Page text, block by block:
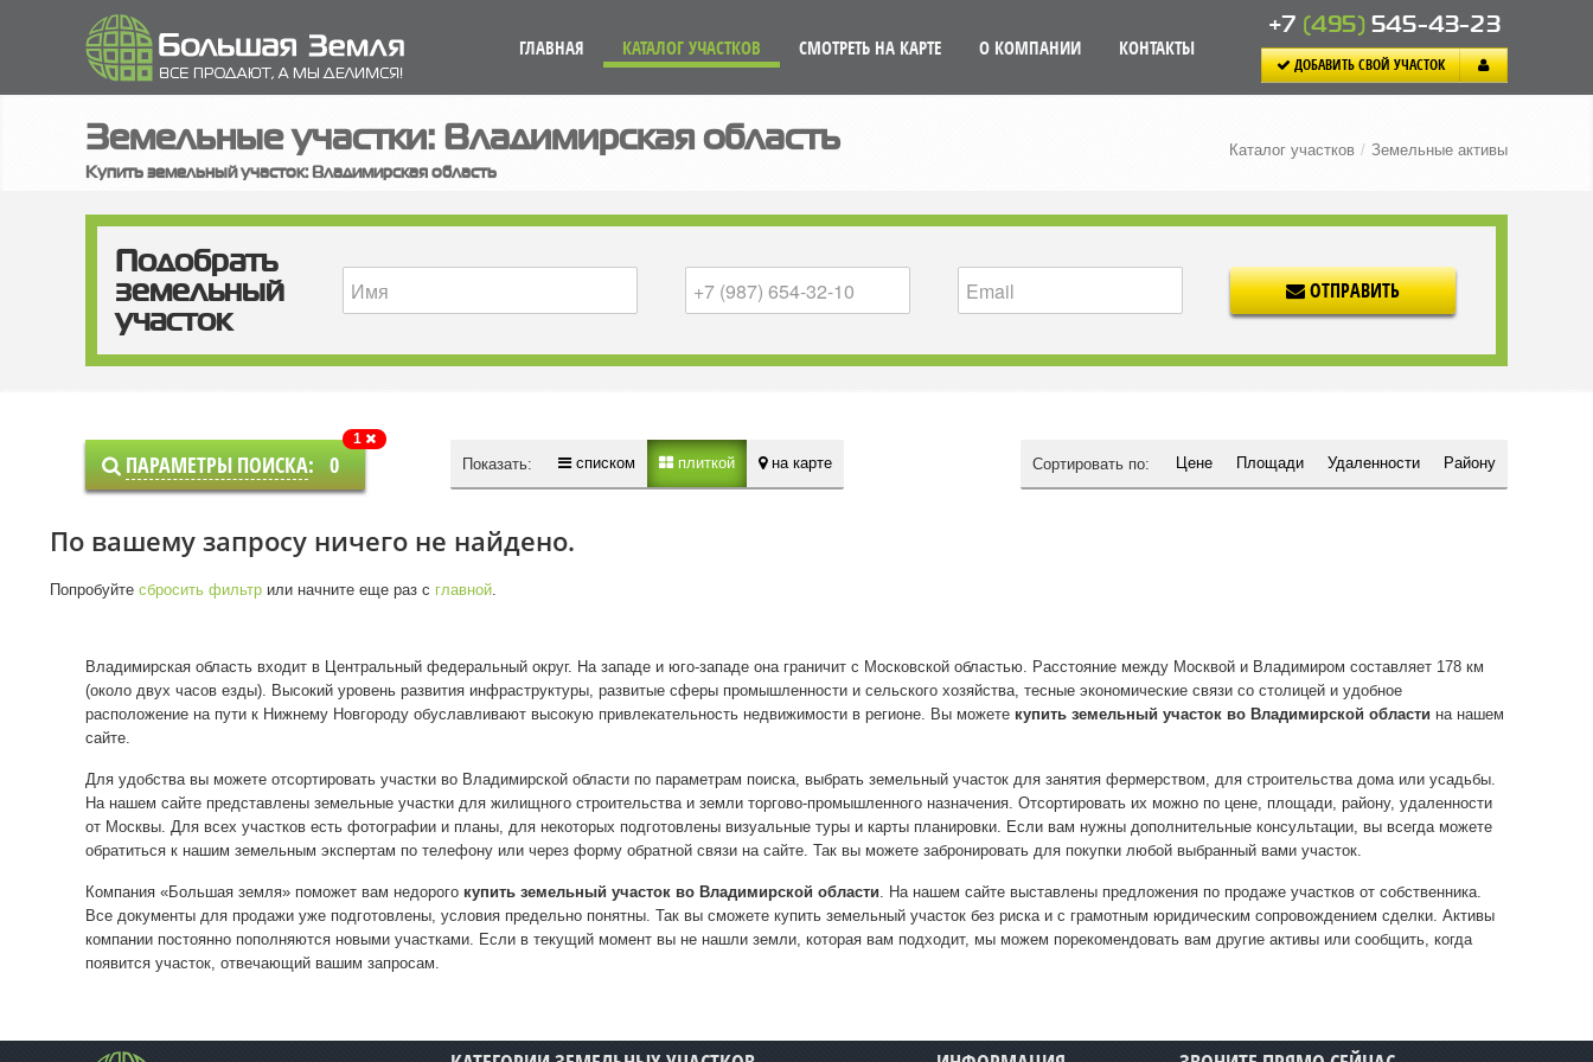
+7 (495) 545-43-23
ДОБАВИТЬ СВОЙ УЧАСТОК
ГЛАВНАЯ КАТАЛОГ УЧАСТКОВ СМОТРЕТЬ НА КАРТЕ О КОМПАНИИ КОНТАКТЫ
Земельные участки: Владимирская область
Купить земельный участок: Владимирская область
Каталог участков / Земельные активы
Подобрать
земельный
участок
ОТПРАВИТЬ
ПАРАМЕТРЫ ПОИСКА: 0
1
Показать: списком плиткой на карте Сортировать по: Цене Площади Удаленности Району
По вашему запросу ничего не найдено.
Попробуйте сбросить фильтр или начните еще раз с главной.
Владимирская область входит в Центральный федеральный округ. На западе и юго-западе она граничит с Московской областью. Расстояние между Москвой и Владимиром составляет 178 км
(около двух часов езды). Высокий уровень развития инфраструктуры, развитые сферы промышленности и сельского хозяйства, тесные экономические связи со столицей и удобное
расположение на пути к Нижнему Новгороду обуславливают высокую привлекательность недвижимости в регионе. Вы можете купить земельный участок во Владимирской области на нашем
сайте.
Для удобства вы можете отсортировать участки во Владимирской области по параметрам поиска, выбрать земельный участок для занятия фермерством, для строительства дома или усадьбы.
На нашем сайте представлены земельные участки для жилищного строительства и земли торгово-промышленного назначения. Отсортировать их можно по цене, площади, району, удаленности
от Москвы. Для всех участков есть фотографии и планы, для некоторых подготовлены визуальные туры и карты планировки. Если вам нужны дополнительные консультации, вы всегда можете
обратиться к нашим земельным экспертам по телефону или через форму обратной связи на сайте. Так вы можете забронировать для покупки любой выбранный вами участок.
Компания «Большая земля» поможет вам недорого купить земельный участок во Владимирской области. На нашем сайте выставлены предложения по продаже участков от собственника.
Все документы для продажи уже подготовлены, условия предельно понятны. Так вы сможете купить земельный участок без риска и с грамотным юридическим сопровождением сделки. Активы
компании постоянно пополняются новыми участками. Если в текущий момент вы не нашли земли, которая вам подходит, мы можем порекомендовать вам другие активы или сообщить, когда
появится участок, отвечающий вашим запросам.